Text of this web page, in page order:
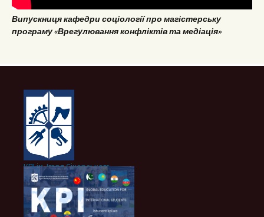
Випускниця кафедри соціології про магістерську
програму «Врегулювання конфліктів та медіація»
КПІ ім. Ігоря Сікорського